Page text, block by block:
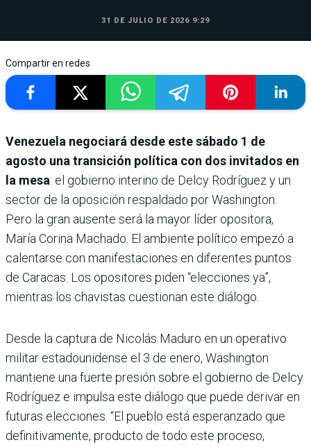
31 DE JULIO DE 2026 9:29
Compartir en redes
Venezuela negociará desde este sábado 1 de
agosto una transición política con dos invitados en
la mesa: el gobierno interino de Delcy Rodríguez y un
sector de la oposición respaldado por Washington.
Pero la gran ausente será la mayor líder opositora,
María Corina Machado. El ambiente político empezó a
calentarse con manifestaciones en diferentes puntos
de Caracas. Los opositores piden “elecciones ya”,
mientras los chavistas cuestionan este diálogo.
Desde la captura de Nicolás Maduro en un operativo
militar estadounidense el 3 de enero, Washington
mantiene una fuerte presión sobre el gobierno de Delcy
Rodríguez e impulsa este diálogo que puede derivar en
futuras elecciones. “El pueblo está esperanzado que
definitivamente, producto de todo este proceso,